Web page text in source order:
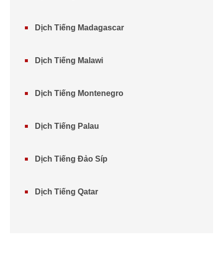
Dịch Tiếng Madagascar
Dịch Tiếng Malawi
Dịch Tiếng Montenegro
Dịch Tiếng Palau
Dịch Tiếng Đảo Síp
Dịch Tiếng Qatar